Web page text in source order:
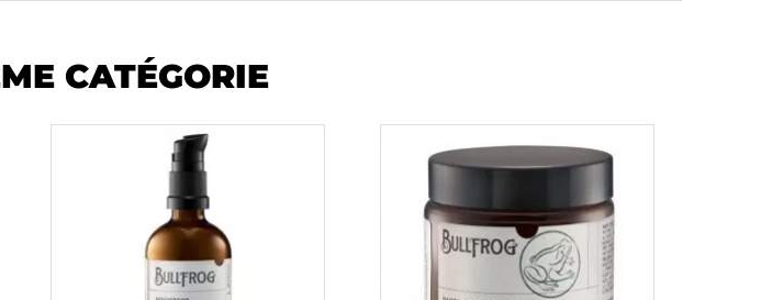
CATÉGORIE